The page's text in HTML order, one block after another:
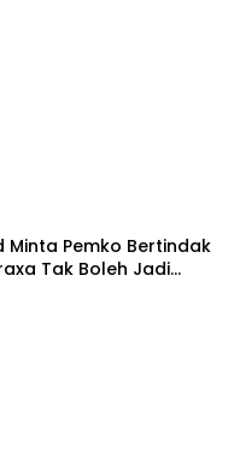
Minta Pemko Bertindak
Tak Boleh Jadi